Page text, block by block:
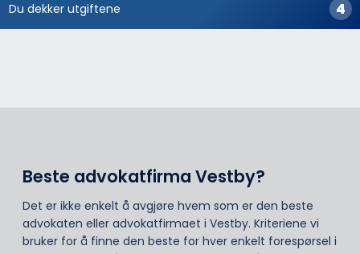
Du dekker utgiftene
Beste advokatfirma Vestby?
Det er ikke enkelt å avgjøre hvem som er den beste
advokaten eller advokatfirmaet i Vestby. Kriteriene vi
bruker for å finne den beste for hver enkelt forespørsel i